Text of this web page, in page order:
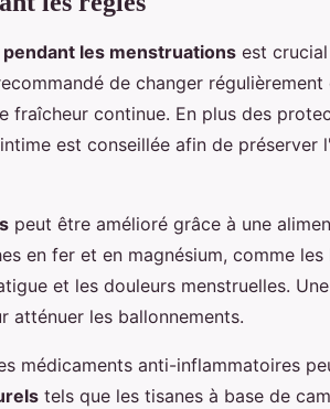
les menstruations est
de changer
fraîcheur continue. En plus des
est conseillée afin de préserver
peut être amélioré grâce à une
en fer et en magnésium, comme
et les douleurs menstruelles.
atténuer les ballonnements.
médicaments anti-inflammatoires
tels que les tisanes à base de